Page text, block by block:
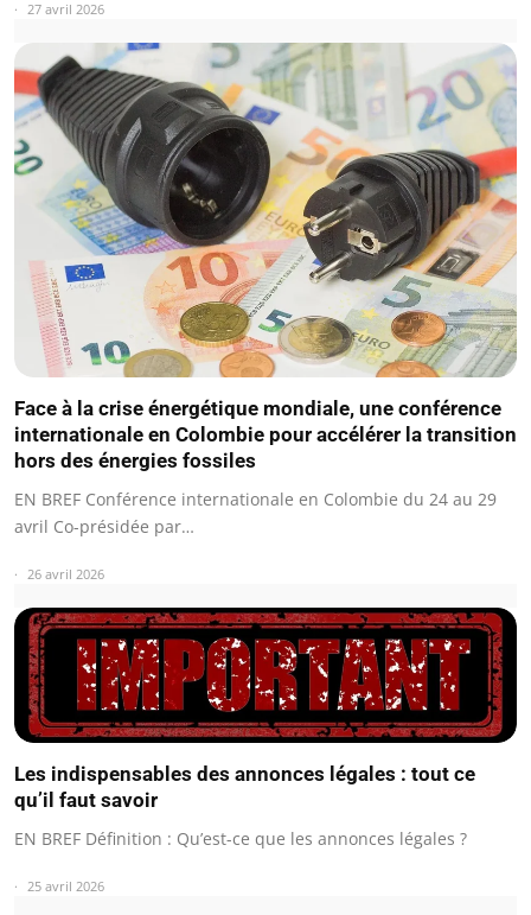
27 avril 2026
Face à la crise énergétique mondiale, une conférence
internationale en Colombie pour accélérer la transition
hors des énergies fossiles
EN BREF Conférence internationale en Colombie du 24 au 29
avril Co-présidée par…
26 avril 2026
Les indispensables des annonces légales : tout ce
qu’il faut savoir
EN BREF Définition : Qu’est-ce que les annonces légales ?
25 avril 2026